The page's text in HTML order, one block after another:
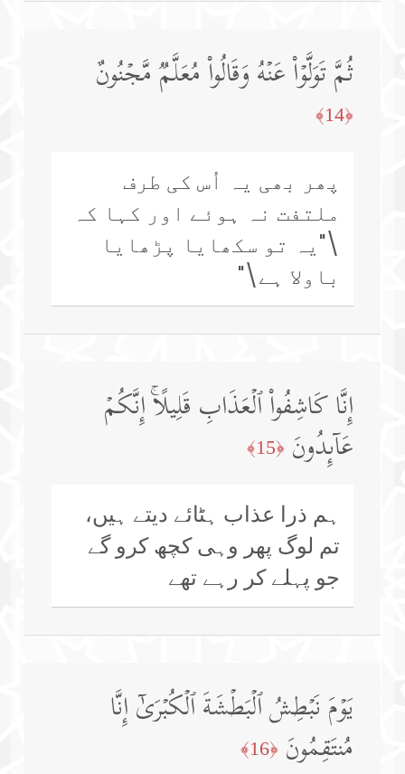
ثُمَّ تَوَلَّوۡا۟ عَنۡهُ وَقَالُوا۟ مُعَلَّمࣱ مَّجۡنُونٌ
﴿14﴾
پھر بھی یہ اُس کی طرف
ملتفت نہ ہوئے اور کہا کہ
\"یہ تو سکھایا پڑھایا
باولا ہے\"
إِنَّا كَاشِفُوا۟ ٱلۡعَذَابِ قَلِیلًاۚ إِنَّكُمۡ
عَاۤىِٕدُونَ ﴿15﴾
ہم ذرا عذاب ہٹائے دیتے ہیں،
تم لوگ پھر وہی کچھ کرو گے
جو پہلے کر رہے تھے
یَوۡمَ نَبۡطِشُ ٱلۡبَطۡشَةَ ٱلۡكُبۡرَىٰۤ إِنَّا
مُنتَقِمُونَ ﴿16﴾